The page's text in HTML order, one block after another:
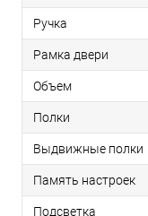
Ручка
Рамка двери
Объем
Полки
Выдвижные полки
Память настроек
Подсветка